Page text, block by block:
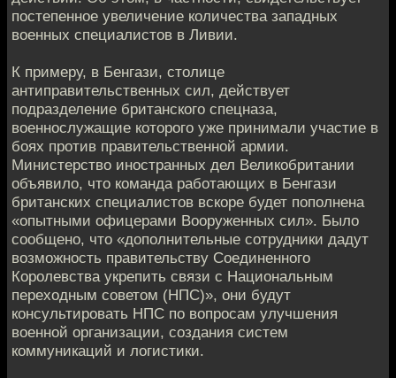
постепенное увеличение количества западных
военных специалистов в Ливии.
К примеру, в Бенгази, столице
антиправительственных сил, действует
подразделение британского спецназа,
военнослужащие которого уже принимали участие в
боях против правительственной армии.
Министерство иностранных дел Великобритании
объявило, что команда работающих в Бенгази
британских специалистов вскоре будет пополнена
«опытными офицерами Вооруженных сил». Было
сообщено, что «дополнительные сотрудники дадут
возможность правительству Соединенного
Королевства укрепить связи с Национальным
переходным советом (НПС)», они будут
консультировать НПС по вопросам улучшения
военной организации, создания систем
коммуникаций и логистики.